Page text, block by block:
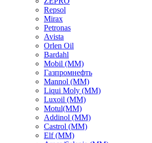
Repsol
Mirax
Petronas
Avista
Orlen Oil
Bardahl
Mobil (ММ)
Газпромнефть
Mannol (ММ)
Liqui Moly (ММ)
Luxoil (ММ)
Motul(ММ)
Addinol (ММ)
Castrol (ММ)
Elf (ММ)